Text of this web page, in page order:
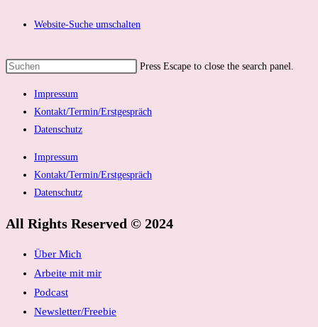
Website-Suche umschalten
Press Escape to close the search panel.
Impressum
Kontakt/Termin/Erstgespräch
Datenschutz
Impressum
Kontakt/Termin/Erstgespräch
Datenschutz
All Rights Reserved © 2024
Über Mich
Arbeite mit mir
Podcast
Newsletter/Freebie